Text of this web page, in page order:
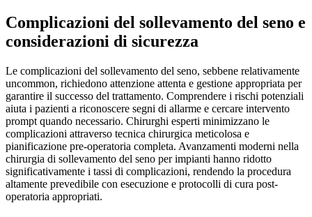
Complicazioni del sollevamento del seno e
considerazioni di sicurezza
Le complicazioni del sollevamento del seno, sebbene relativamente
uncommon, richiedono attenzione attenta e gestione appropriata per
garantire il successo del trattamento. Comprendere i rischi potenziali
aiuta i pazienti a riconoscere segni di allarme e cercare intervento
prompt quando necessario. Chirurghi esperti minimizzano le
complicazioni attraverso tecnica chirurgica meticolosa e
pianificazione pre-operatoria completa. Avanzamenti moderni nella
chirurgia di sollevamento del seno per impianti hanno ridotto
significativamente i tassi di complicazioni, rendendo la procedura
altamente prevedibile con esecuzione e protocolli di cura post-
operatoria appropriati.